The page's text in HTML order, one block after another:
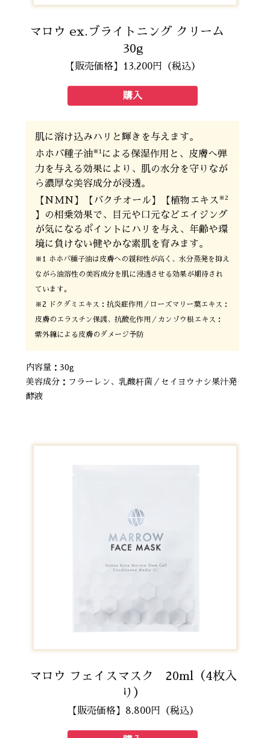
マロウ ex.ブライトニング クリーム
30g
【販売価格】13,200円（税込）
購入
肌に溶け込みハリと輝きを与えます。
ホホバ種子油※1 による保湿作用と、皮膚へ弾
力を与える効果により、肌の水分を守りなが
ら濃厚な美容成分が浸透。
【NMN】【バクチオール】【植物エキス ※2
】の相乗効果で、目元や口元などエイジング
が気になるポイントにハリを与え、年齢や環
境に負けない健やかな素肌を育みます。
※1 ホホバ種子油は皮膚への親和性が高く、水分蒸発を抑え
ながら油溶性の美容成分を肌に浸透させる効果が期待され
ています。
※2 ドクダミエキス：抗炎症作用／ローズマリー葉エキス：
皮膚のエラスチン保護、抗酸化作用／カンゾウ根エキス：
紫外線による皮膚のダメージ予防
内容量：30g
美容成分：フラーレン、乳酸杆菌／セイヨウナシ果汁発
酵液
マロウ フェイスマスク 20ml（4枚入
り）
【販売価格】8,800円（税込）